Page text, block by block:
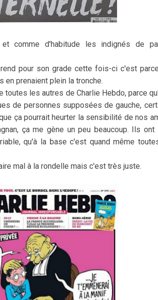
comme d'habitude les indignés de
pour son grade cette fois-ci c'est
en prenaient plein la tronche.
toutes les autres de Charlie Hebdo, parce
de personnes supposées de gauche,
ça pourrait heurter la sensibilité de nos
ça me gène un peu beaucoup. Ils
qu'à la base c'est quand même
mal à la rondelle mais c'est très juste.